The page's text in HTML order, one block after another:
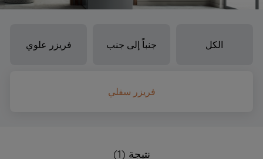
الكل جنباً إلى جنب فريزر علوي
فريزر سفلي
نتيجة (1)